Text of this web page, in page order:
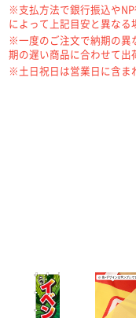
※支払方法で銀行振込や
によって上記目安と異なる
※一度のご注文で納期の異
期の遅い商品に合わせて出
※土日祝日は営業日に含ま